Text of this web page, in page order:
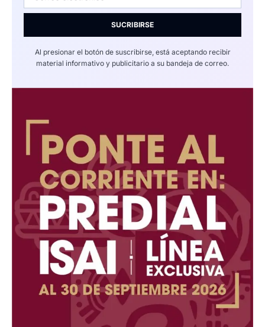
SUCRIBIRSE
Al presionar el botón de suscribirse, está aceptando recibir
material informativo y publicitario a su bandeja de correo.